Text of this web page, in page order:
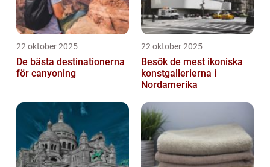
22 oktober 2025
De bästa destinationerna
för canyoning
22 oktober 2025
Besök de mest ikoniska
konstgallerierna i
Nordamerika